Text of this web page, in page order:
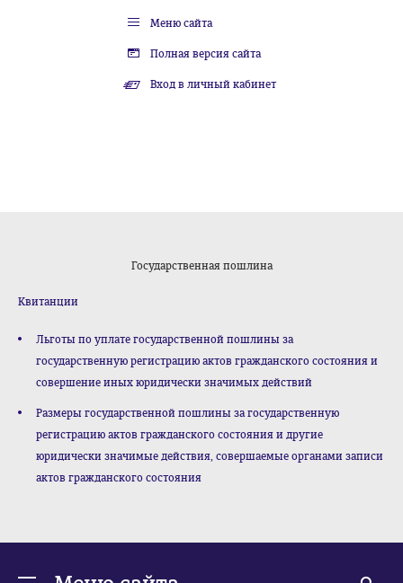
Меню сайта
Полная версия сайта
Вход в личный кабинет
Государственная пошлина
Квитанции
Льготы по уплате государственной пошлины за
государственную регистрацию актов гражданского состояния и
совершение иных юридически значимых действий
Размеры государственной пошлины за государственную
регистрацию актов гражданского состояния и другие
юридически значимые действия, совершаемые органами записи
актов гражданского состояния